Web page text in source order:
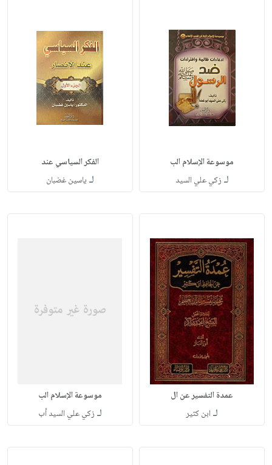
موسوعة الإسلام الب
لـ زكي علي السيد
الفكر السياسي عند
لـ ياسين غضبان
عمدة التفسير عن ال
لـ ابن كثير
موسوعة الإسلام الب
لـ زكي علي السيد أب